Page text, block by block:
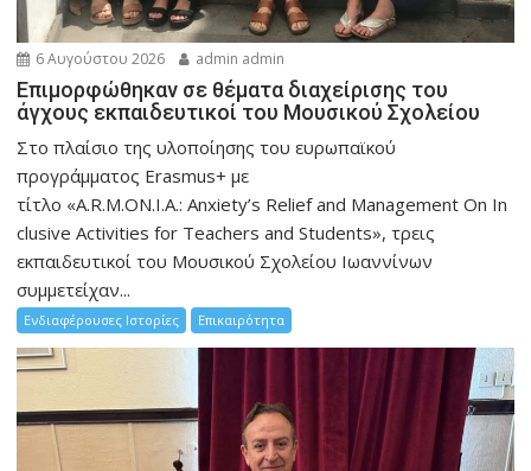
6 Αυγούστου 2026 admin admin
Eπιμορφώθηκαν σε θέματα διαχείρισης του
άγχους εκπαιδευτικοί του Μουσικού Σχολείου
Στο πλαίσιο της υλοποίησης του ευρωπαϊκού
προγράμματος Erasmus+ με
τίτλο «A.R.M.ON.I.A.: Anxiety’s Relief and Management On In
clusive Activities for Teachers and Students», τρεις
εκπαιδευτικοί του Μουσικού Σχολείου Ιωαννίνων
συμμετείχαν...
Ενδιαφέρουσες Ιστορίες Επικαιρότητα